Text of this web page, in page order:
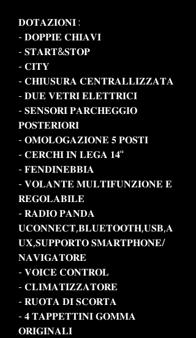
𝐃𝐎𝐓𝐀𝐙𝐈𝐎𝐍𝐈 :
- 𝐃𝐎𝐏𝐏𝐈𝐄 𝐂𝐇𝐈𝐀𝐕𝐈
- 𝐒𝐓𝐀𝐑𝐓&𝐒𝐓𝐎𝐏
- 𝐂𝐈𝐓𝐘
- 𝐂𝐇𝐈𝐔𝐒𝐔𝐑𝐀 𝐂𝐄𝐍𝐓𝐑𝐀𝐋𝐋𝐈𝐙𝐙𝐀𝐓𝐀
- 𝐃𝐔𝐄 𝐕𝐄𝐓𝐑𝐈 𝐄𝐋𝐄𝐓𝐓𝐑𝐈𝐂𝐈
- 𝐒𝐄𝐍𝐒𝐎𝐑𝐈 𝐏𝐀𝐑𝐂𝐇𝐄𝐆𝐆𝐈𝐎
𝐏𝐎𝐒𝐓𝐄𝐑𝐈𝐎𝐑𝐈
- 𝐎𝐌𝐎𝐋𝐎𝐆𝐀𝐙𝐈𝐎𝐍𝐄 𝟓 𝐏𝐎𝐒𝐓𝐈
- 𝐂𝐄𝐑𝐂𝐇𝐈 𝐈𝐍 𝐋𝐄𝐆𝐀 𝟏𝟒"
- 𝐅𝐄𝐍𝐃𝐈𝐍𝐄𝐁𝐁𝐈𝐀
- 𝐕𝐎𝐋𝐀𝐍𝐓𝐄 𝐌𝐔𝐋𝐓𝐈𝐅𝐔𝐍𝐙𝐈𝐎𝐍𝐄 𝐄
𝐑𝐄𝐆𝐎𝐋𝐀𝐁𝐈𝐋𝐄
- 𝐑𝐀𝐃𝐈𝐎 𝐏𝐀𝐍𝐃𝐀
𝐔𝐂𝐎𝐍𝐍𝐄𝐂𝐓,𝐁𝐋𝐔𝐄𝐓𝐎𝐎𝐓𝐇,𝐔𝐒𝐁,𝐀
𝐔𝐗,𝐒𝐔𝐏𝐏𝐎𝐑𝐓𝐎 𝐒𝐌𝐀𝐑𝐓𝐏𝐇𝐎𝐍𝐄/
𝐍𝐀𝐕𝐈𝐆𝐀𝐓𝐎𝐑𝐄
- 𝐕𝐎𝐈𝐂𝐄 𝐂𝐎𝐍𝐓𝐑𝐎𝐋
- 𝐂𝐋𝐈𝐌𝐀𝐓𝐈𝐙𝐙𝐀𝐓𝐎𝐑𝐄
- 𝐑𝐔𝐎𝐓𝐀 𝐃𝐈 𝐒𝐂𝐎𝐑𝐓𝐀
- 𝟒 𝐓𝐀𝐏𝐏𝐄𝐓𝐓𝐈𝐍𝐈 𝐆𝐎𝐌𝐌𝐀
𝐎𝐑𝐈𝐆𝐈𝐍𝐀𝐋𝐈